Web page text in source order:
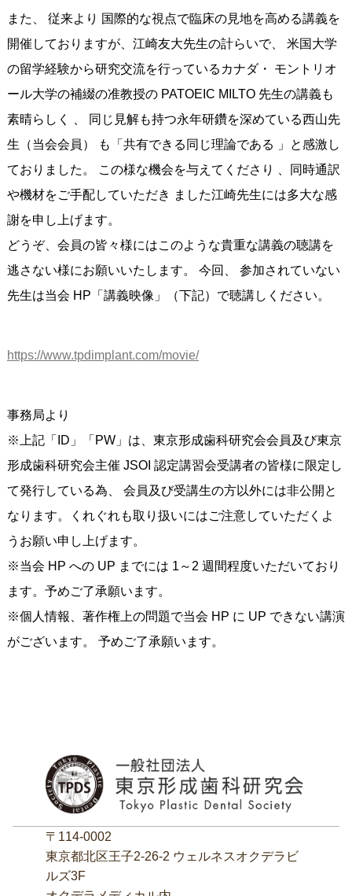
また、 従来より 国際的な視点で臨床の見地を高める講義を
開催しておりますが、江崎友大先生の計らいで、 米国大学
の留学経験から研究交流を行っているカナダ・ モントリオ
ール大学の補綴の准教授の PATOEIC MILTO 先生の講義も
素晴らしく 、 同じ見解も持つ永年研鑽を深めている西山先
生（当会会員） も「共有できる同じ理論である 」と感激し
ておりました。 この様な機会を与えてくださり 、同時通訳
や機材をご手配していただき ました江崎先生には多大な感
謝を申し上げます。
どうぞ、会員の皆々様にはこのような貴重な講義の聴講を
逃さない様にお願いいたします。 今回、 参加されていない
先生は当会 HP「講義映像」（下記）で聴講しください。
https://www.tpdimplant.com/movie/
事務局より
※上記「ID」「PW」は、東京形成歯科研究会会員及び東京
形成歯科研究会主催 JSOI 認定講習会受講者の皆様に限定し
て発行している為、 会員及び受講生の方以外には非公開と
なります。くれぐれも取り扱いにはご注意していただくよ
うお願い申し上げます。
※当会 HP への UP までには 1～2 週間程度いただいており
ます。予めご了承願います。
※個人情報、著作権上の問題で当会 HP に UP できない講演
がございます。 予めご了承願います。
〒114-0002
東京都北区王子2‐26‐2 ウェルネスオクデラビ
ルズ3F